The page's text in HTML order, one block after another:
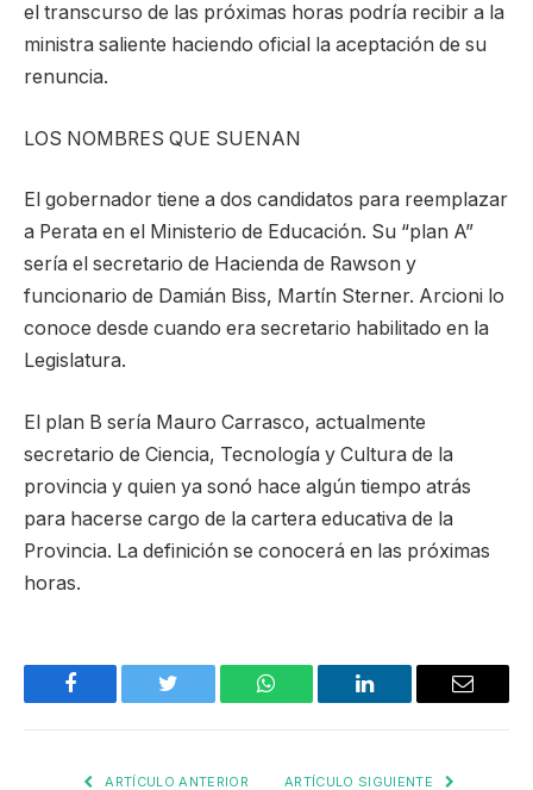
el transcurso de las próximas horas podría recibir a la
ministra saliente haciendo oficial la aceptación de su
renuncia.
LOS NOMBRES QUE SUENAN
El gobernador tiene a dos candidatos para reemplazar
a Perata en el Ministerio de Educación. Su “plan A”
sería el secretario de Hacienda de Rawson y
funcionario de Damián Biss, Martín Sterner. Arcioni lo
conoce desde cuando era secretario habilitado en la
Legislatura.
El plan B sería Mauro Carrasco, actualmente
secretario de Ciencia, Tecnología y Cultura de la
provincia y quien ya sonó hace algún tiempo atrás
para hacerse cargo de la cartera educativa de la
Provincia. La definición se conocerá en las próximas
horas.
Facebook Twitter WhatsApp LinkedIn Email
ARTÍCULO ANTERIOR ARTÍCULO SIGUIENTE